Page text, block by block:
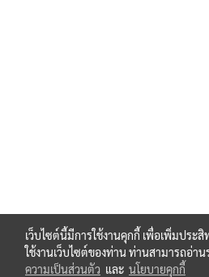
เว็บไซต์นี้มีการใช้งานคุกกี้ เพื่อเพิ่มปร
ใช้งานเว็บไซต์ของท่าน ท่านสามารถอ่าน
ความเป็นส่วนตัว และ นโยบายคุกกี้